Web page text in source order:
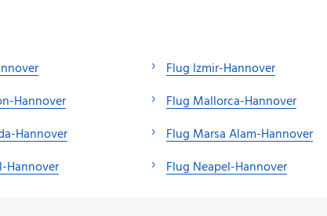
Hannover
Hannover
Hannover
Flug Izmir-Hannover
Flug Mallorca-Hannover
Flug Marsa Alam-Hannover
Flug Neapel-Hannover